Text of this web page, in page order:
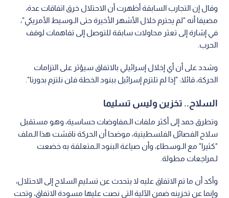
وقال إن التجارب السابقة أظهرت أن الاحتلال خرق اتفاقات عدة،
مضيفا أنه "لم يحترم خلال الأشهر الأخيرة حتى الـوسيط الأمريكي"،
في إشارة إلى تعثر محاولات سابقة للتوصل إلى تفاهمات لوقف
الحرب.
وشدد على أن أي إخلال إسرائيلي بالاتفاق سيؤثر على التزامات
الحركة، قائلا: "إذا لم تلتزم إسرائيل ببنود الخطة فلن نلتزم بدورنا".
السلاح.. تخزين وليس تسليما
وتطرق حمد إلى أكثر ملفات الـمفاوضات حساسية، وهو مستقبل
سلاح الفصائل الفلسطينية، موضحا أن الحركة ناقشت هذا الـملف
"كثيرا" مع الـوسطاء، وأن صياغة البنود الـمتعلقة به خضعت
لـمراجعات مطولة.
وأكد أن ما تم الاتفاق عليه لا يتحدث عن تسليم السلاح إلى الاحتلال،
وإنما عن تخزينه ضمن الآلية التي نصت عليها مسودة الاتفاق، وتحت